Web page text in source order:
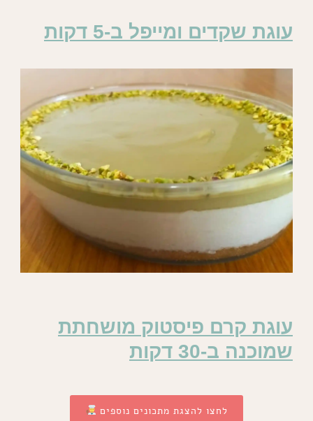
עוגת שקדים ומייפל ב-5 דקות
עוגת קרם פיסטוק מושחתת
שמוכנה ב-30 דקות
לחצו להצגת מתכונים נוספים